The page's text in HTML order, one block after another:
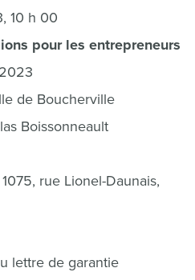
10 h 00
pour les entrepreneurs
de Boucherville
Boissonneault
1075, rue Lionel-Daunais,
lettre de garantie